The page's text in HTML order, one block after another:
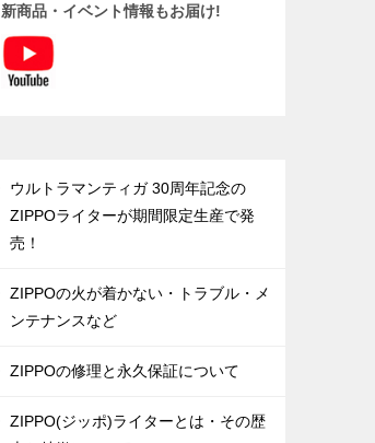
新商品・イベント情報もお届け!
ウルトラマンティガ 30周年記念の
ZIPPOライターが期間限定生産で発
売！
ZIPPOの火が着かない・トラブル・メ
ンテナンスなど
ZIPPOの修理と永久保証について
ZIPPO(ジッポ)ライターとは・その歴